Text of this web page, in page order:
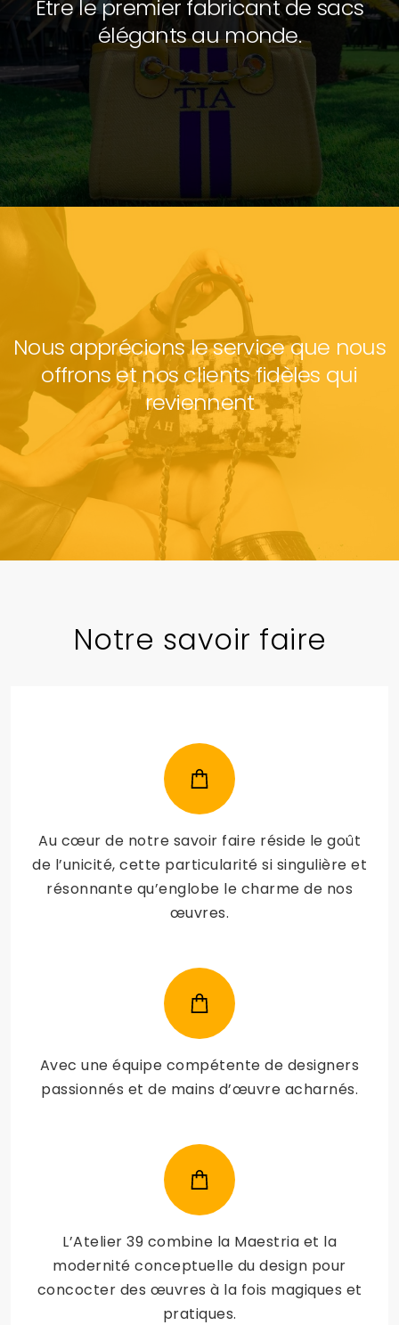
Être le premier fabricant de sacs
élégants au monde.
Nous apprécions le service que nous
offrons et nos clients fidèles qui
reviennent
Notre savoir faire
Au cœur de notre savoir faire réside le goût
de l’unicité, cette particularité si singulière et
résonnante qu’englobe le charme de nos
œuvres.
Avec une équipe compétente de designers
passionnés et de mains d’œuvre acharnés.
L’Atelier 39 combine la Maestria et la
modernité conceptuelle du design pour
concocter des œuvres à la fois magiques et
pratiques.